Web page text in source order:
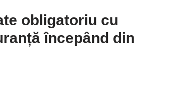
obligatoriu cu
începând din